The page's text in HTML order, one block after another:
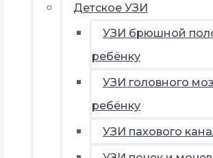
Детское УЗИ
УЗИ брюшной
ребёнку
УЗИ головного
ребёнку
УЗИ пахового